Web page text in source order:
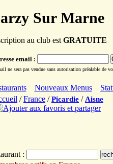
Sur Marne
au club est GRATUITE
email :
ne sera pas vendue sans autorisation préalable de
Nouveaux Menus
/France /Picardie / Aisne
: